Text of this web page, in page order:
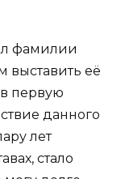
фамилии
выставить её
первую
данного
лет
стало